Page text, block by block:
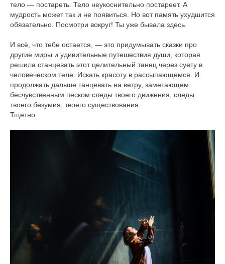
тело — постареть. Тело неукоснительно постареет. А
мудрость может так и не появиться. Но вот память ухудшится
обязательно. Посмотри вокруг! Ты уже бывала здесь.
И всё, что тебе остается, — это придумывать сказки про
другие миры и удивительные путешествия души, которая
решила станцевать этот целительный танец через суету в
человеческом теле. Искать красоту в рассыпающемся. И
продолжать дальше танцевать на ветру, заметающем
бесчувственным песком следы твоего движения, следы
твоего безумия, твоего существования.
Тщетно.